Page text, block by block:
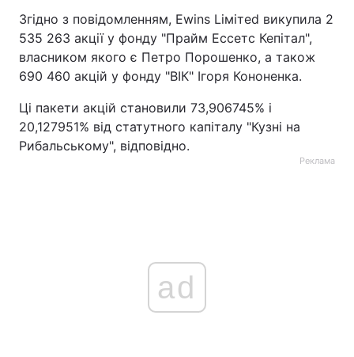
Згідно з повідомленням, Еwins Liмiтеd викупила 2
535 263 акції у фонду "Прайм Ессетс Кепітал",
власником якого є Петро Порошенко, а також
690 460 акцій у фонду "ВІК" Ігоря Кононенка.
Ці пакети акцій становили 73,906745% і
20,127951% від статутного капіталу "Кузні на
Рибальському", відповідно.
Реклама
ad